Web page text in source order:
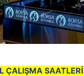
ÇALIŞMA